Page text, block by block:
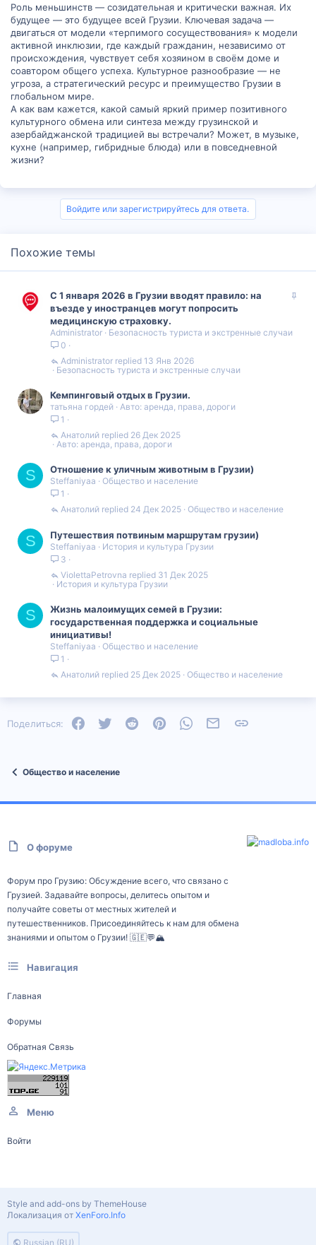
Роль меньшинств — созидательная и критически важная. Их
будущее — это будущее всей Грузии. Ключевая задача —
двигаться от модели «терпимого сосуществования» к модели
активной инклюзии, где каждый гражданин, независимо от
происхождения, чувствует себя хозяином в своём доме и
соавтором общего успеха. Культурное разнообразие — не
угроза, а стратегический ресурс и преимущество Грузии в
глобальном мире.
А как вам кажется, какой самый яркий пример позитивного
культурного обмена или синтеза между грузинской и
азербайджанской традицией вы встречали? Может, в музыке,
кухне (например, гибридные блюда) или в повседневной
жизни?
Войдите или зарегистрируйтесь для ответа.
Похожие темы
С 1 января 2026 в Грузии вводят правило: на
въезде у иностранцев могут попросить
медицинскую страховку.
Administrator
Безопасность туриста и экстренные случаи
0
Безопасность туриста и экстренные случаи
13 Янв 2026
Administrator
Кемпинговый отдых в Грузии.
татьяна гордей
Авто: аренда, права, дороги
1
Авто: аренда, права, дороги
26 Дек 2025
Анатолий
S Отношение к уличным животным в Грузии)
Steffaniyaa
Общество и население
1
Общество и население
24 Дек 2025
Анатолий
S Путешествия потвиным маршрутам грузии)
Steffaniyaa
История и культура Грузии
3
История и культура Грузии
31 Дек 2025
ViolettaPetrovna
S
Жизнь малоимущих семей в Грузии:
государственная поддержка и социальные
инициативы!
Steffaniyaa
Общество и население
1
Общество и население
25 Дек 2025
Анатолий
Поделиться: FacebookTwitter Reddit PinterestWhatsAppЭлектронная почта
Общество и население
О форуме
Форум про Грузию: Обсуждение всего, что связано с
Грузией. Задавайте вопросы, делитесь опытом и
получайте советы от местных жителей и
путешественников. Присоединяйтесь к нам для обмена
знаниями и опытом о Грузии! 🇬🇪💬🏔️
Навигация
Главная
Форумы
Обратная Связь
Меню
Войти
Russian (RU)
Style and add-ons by ThemeHouse
Локализация от XenForo.Info